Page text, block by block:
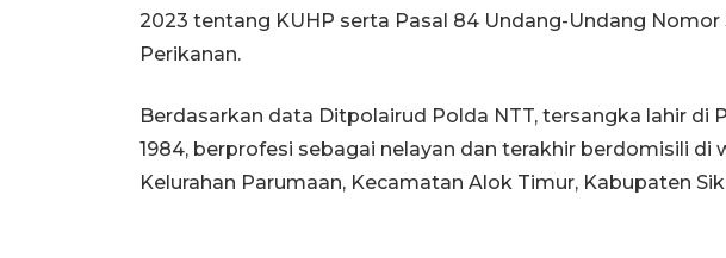
2023 tentang KUHP serta Pasal 84 Undang-Undang Nomor
Perikanan.
Berdasarkan data Ditpolairud Polda NTT, tersangka lahir di
1984, berprofesi sebagai nelayan dan terakhir berdomisili di
Kelurahan Parumaan, Kecamatan Alok Timur, Kabupaten